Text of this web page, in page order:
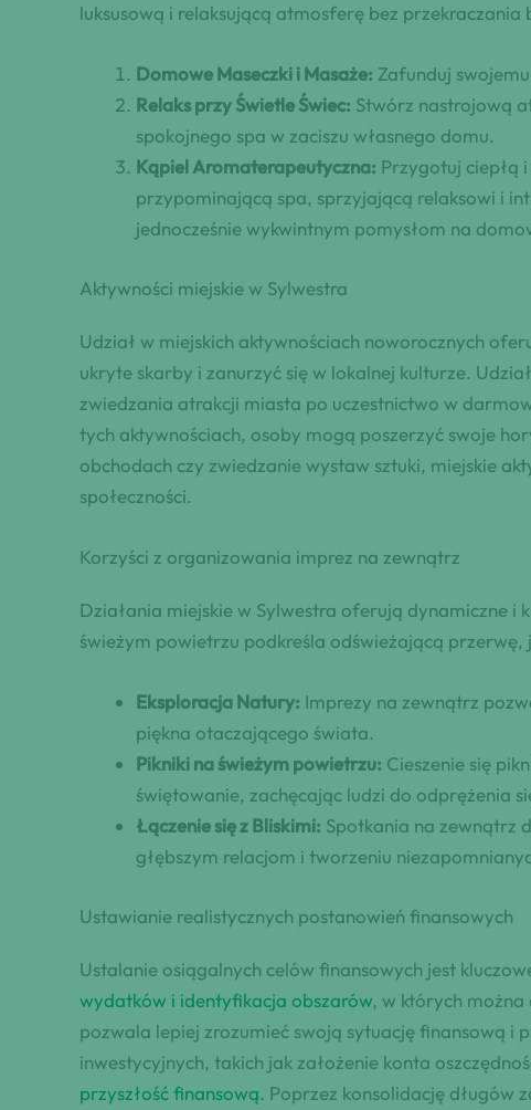
luksusową i relaksującą atmosferę bez
Domowe Maseczki i Masaże: Zafunduj
Relaks przy Świetle Świec: Stwórz nastrojową
spokojnego spa w zaciszu własnego domu.
Kąpiel Aromaterapeutyczna: Przygotuj ciepłą
przypominającą spa, sprzyjającą relaksowi i
jednocześnie wykwintnym pomysłom na
Aktywności miejskie w Sylwestra
Udział w miejskich aktywnościach noworocznych
ukryte skarby i zanurzyć się w lokalnej kulturze.
zwiedzania atrakcji miasta po uczestnictwo w
tych aktywnościach, osoby mogą poszerzyć swoje
obchodach czy zwiedzanie wystaw sztuki, miejskie
społeczności.
Korzyści z organizowania imprez na zewnątrz
Działania miejskie w Sylwestra oferują dynamiczne
świeżym powietrzu podkreśla odświeżającą
Eksploracja Natury: Imprezy na zewnątrz
piękna otaczającego świata.
Pikniki na świeżym powietrzu: Cieszenie się
świętowanie, zachęcając ludzi do odprężenia
Łączenie się z Bliskimi: Spotkania na zewnątrz
głębszym relacjom i tworzeniu
Ustawianie realistycznych postanowień finansowych
Ustalanie osiągalnych celów finansowych jest
wydatków i identyfikacja obszarów, w których można
pozwala lepiej zrozumieć swoją sytuację finansową
inwestycyjnych, takich jak założenie konta
przyszłość finansową. Poprzez konsolidację długów